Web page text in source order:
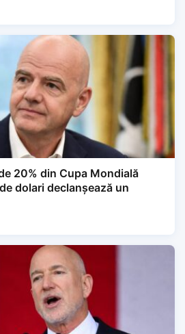
20% din Cupa Mondială
dolari declanșează un